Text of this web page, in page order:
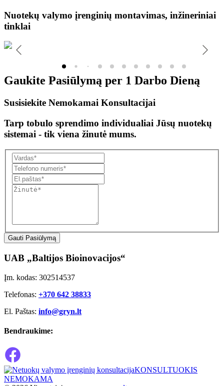
Nuotekų valymo įrenginių montavimas, inžineriniai
tinklai
Gaukite Pasiūlymą per 1 Darbo Dieną
Susisiekite Nemokamai Konsultacijai
Tarp tobulo sprendimo individualiai Jūsų nuotekų
sistemai - tik viena žinutė mums.
Gauti Pasiūlymą
UAB „Baltijos Bioinovacijos“
Įm. kodas: 302514537
Telefonas: +370 642 38833
El. Paštas: info@gryn.lt
Bendraukime:
KONSULTUOKIS
NEMOKAMA